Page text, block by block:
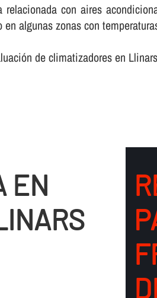
con aires
algunas zonas con
de climatizadores en
EN